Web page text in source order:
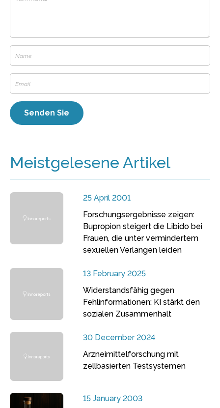
Meistgelesene Artikel
25 April 2001
Forschungsergebnisse zeigen:
Bupropion steigert die Libido bei
Frauen, die unter vermindertem
sexuellen Verlangen leiden
13 February 2025
Widerstandsfähig gegen
Fehlinformationen: KI stärkt den
sozialen Zusammenhalt
30 December 2024
Arzneimittelforschung mit
zellbasierten Testsystemen
15 January 2003